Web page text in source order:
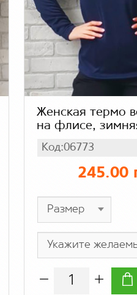
Женская термо
на флисе,
начесом, темно
однотонная
Код:06773
245.00